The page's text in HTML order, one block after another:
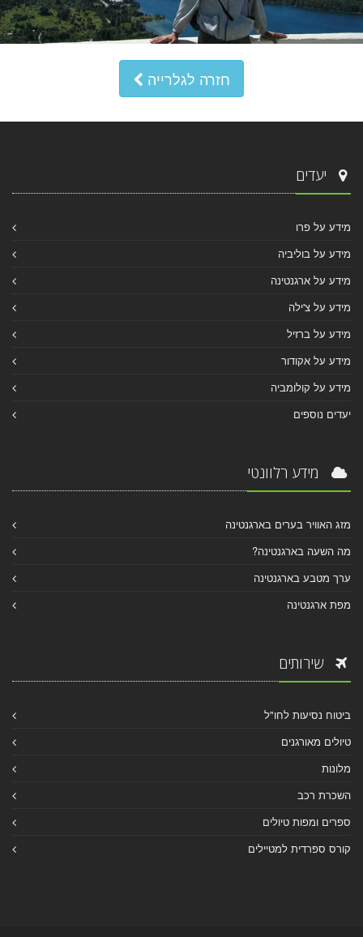
חזרה לגלרייה
יעדים
מידע על פרו
מידע על בוליביה
מידע על ארגנטינה
מידע על צ'ילה
מידע על ברזיל
מידע על אקודור
מידע על קולומביה
יעדים נוספים
מידע רלוונטי
מזג האוויר בערים בארגנטינה
מה השעה בארגנטינה?
ערך מטבע בארגנטינה
מפת ארגנטינה
שירותים
ביטוח נסיעות לחו"ל
טיולים מאורגנים
מלונות
השכרת רכב
ספרים ומפות טיולים
קורס ספרדית למטיילים